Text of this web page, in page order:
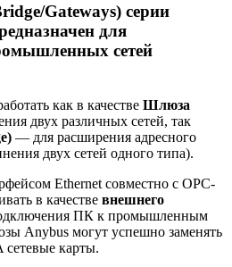
Gateways) серии
для
сетей
как в качестве Шлюза
двух различных сетей, так
— для расширения адресного
двух сетей одного типа).
Ethernet совместно с ОРС-
в качестве внешнего
ПК к промышленным
Anybus могут успешно заменять
карты.